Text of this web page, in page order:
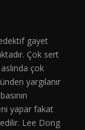
gayet
Çok sert
çok
yargılanır
yapar fakat
Lee Dong